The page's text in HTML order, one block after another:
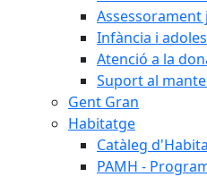
Assessorament
Infància i
Atenció a la
Suport al
Gent Gran
Habitatge
Catàleg
PAMH -